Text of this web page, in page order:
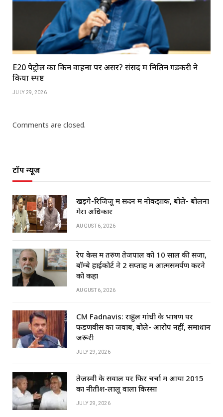
E20 पेट्रोल का किन वाहनों पर असर? संसद में नितिन गडकरी ने
किया स्पष्ट
JULY 29, 2026
Comments are closed.
टॉप न्यूज
खड़गे-रिजिजू में सदन में नोकझोंक, बोले- बोलना
मेरा अधिकार
AUGUST 6, 2026
रेप केस में तरुण तेजपाल को 10 साल की सजा,
बॉम्बे हाईकोर्ट ने 2 सप्ताह में आत्मसमर्पण करने
को कहा
AUGUST 6, 2026
CM Fadnavis: राहुल गांधी के भाषण पर
फडणवीस का जवाब, बोले- आरोप नहीं, समाधान
जरूरी
JULY 29, 2026
तेजस्वी के सवाल पर फिर चर्चा में आया 2015
का नीतीश-लालू वाला किस्सा
JULY 29, 2026